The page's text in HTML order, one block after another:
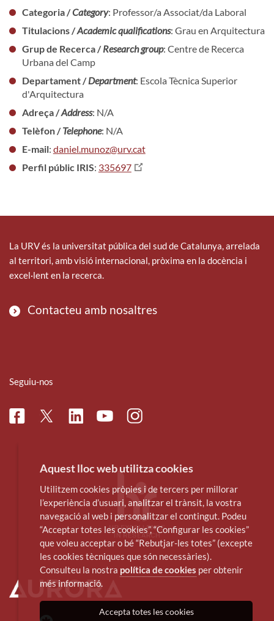
Categoria /Category: Professor/a Associat/da Laboral
Titulacions /Academic qualifications: Grau en Arquitectura
Grup de Recerca /Research group: Centre de Recerca
Urbana del Camp
Departament /Department: Escola Tècnica Superior
d'Arquitectura
Adreça /Address: N/A
Telèfon /Telephone: N/A
E-mail: daniel.munoz@urv.cat
Perfil públic IRIS: 335697
La URV és la universitat pública del sud de Catalunya, arrelada
al territori, amb visió internacional, pròxima en la docència i
excel·lent en la recerca.
Contacteu amb nosaltres
Seguiu-nos
FacebookTwitterLinkedinYoutubeInstagram
Aquest lloc web utilitza cookies
Utilitzem cookies pròpies i de tercers per millorar
l’experiència d’usuari, analitzar el trànsit, la vostra
navegació al web i personalitzar el contingut. Podeu
“Acceptar totes les cookies”, “Configurar les cookies”
que voleu acceptar o bé “Rebutjar-les totes” (excepte
les cookies tècniques que són necessàries).
Consulteu la nostra política de cookies per obtenir
més informació.
Accepta totes les cookies